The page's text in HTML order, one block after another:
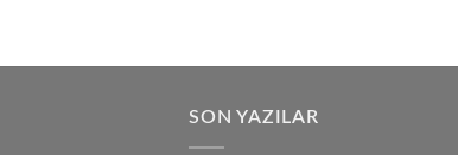
SON YAZILAR